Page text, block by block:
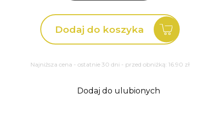
omszona
Caradonna
Dodaj do koszyka
Najniższa cena - ostatnie 30 dni - przed obniżką: 16.90 zł
Dodaj do ulubionych